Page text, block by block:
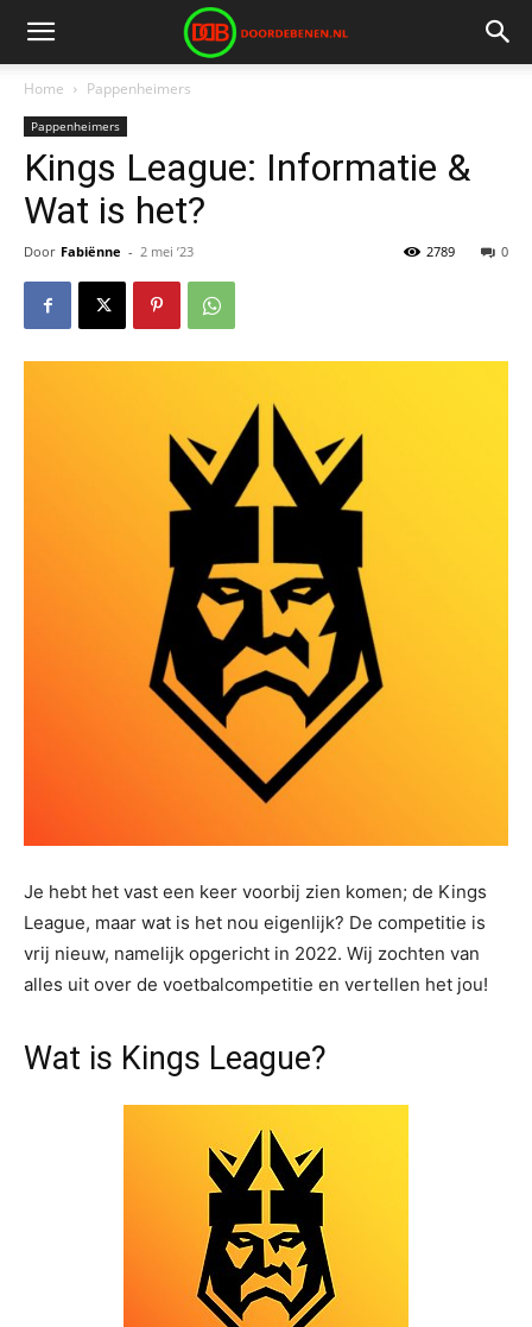
Home Pappenheimers
Pappenheimers
Kings League: Informatie &
Wat is het?
Door Fabiënne - 2 mei ’23 0
2789
Je hebt het vast een keer voorbij zien komen; de Kings
League, maar wat is het nou eigenlijk? De competitie is
vrij nieuw, namelijk opgericht in 2022. Wij zochten van
alles uit over de voetbalcompetitie en vertellen het jou!
Wat is Kings League?